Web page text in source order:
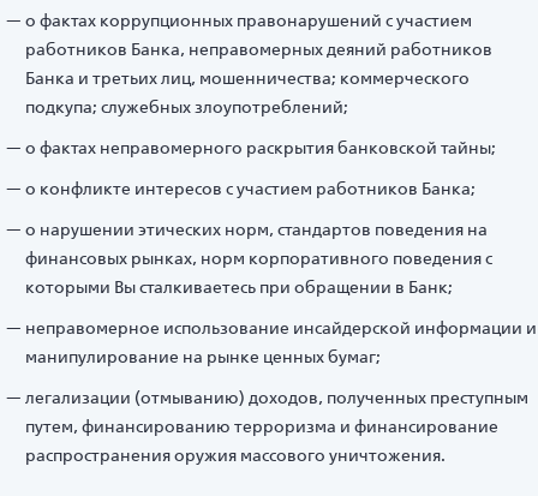
о фактах коррупционных правонарушений с участием
работников Банка, неправомерных деяний работников
Банка и третьих лиц, мошенничества; коммерческого
подкупа; служебных злоупотреблений;
о фактах неправомерного раскрытия банковской тайны;
о конфликте интересов с участием работников Банка;
о нарушении этических норм, стандартов поведения на
финансовых рынках, норм корпоративного поведения с
которыми Вы сталкиваетесь при обращении в Банк;
неправомерное использование инсайдерской информации и
манипулирование на рынке ценных бумаг;
легализации (отмыванию) доходов, полученных преступным
путем, финансированию терроризма и финансирование
распространения оружия массового уничтожения.